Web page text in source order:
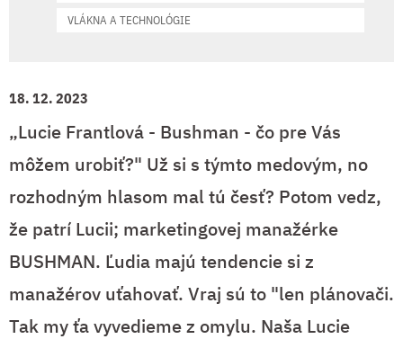
18. 12. 2023
„Lucie Frantlová - Bushman - čo pre Vás
môžem urobiť?" Už si s týmto medovým, no
rozhodným hlasom mal tú česť? Potom vedz,
že patrí Lucii; marketingovej manažérke
BUSHMAN. Ľudia majú tendencie si z
manažérov uťahovať. Vraj sú to "len plánovači.
Tak my ťa vyvedieme z omylu. Naša Lucie
VLÁKNA A TECHNOLÓGIE